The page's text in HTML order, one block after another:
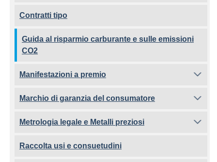
Contratti tipo
Guida al risparmio carburante e sulle emissioni
CO2
Manifestazioni a premio
Marchio di garanzia del consumatore
Metrologia legale e Metalli preziosi
Raccolta usi e consuetudini